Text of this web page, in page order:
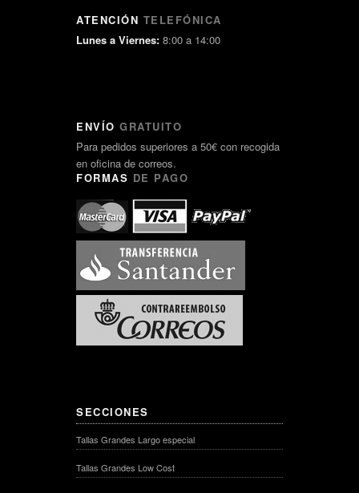
ATENCIÓN TELEFÓNICA
Lunes a Viernes: 8:00 a 14:00
ENVÍO GRATUITO
Para pedidos superiores a 50€ con recogida
en oficina de correos.
FORMAS DE PAGO
SECCIONES
Tallas Grandes Largo especial
Tallas Grandes Low Cost